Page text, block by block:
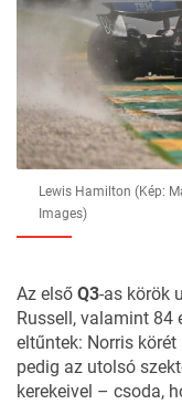
Lewis Hamilton (Kép:
Images)
Az első Q3-as körök
Russell, valamint 84
eltűntek: Norris
pedig az utolsó
kerekeivel – csoda,